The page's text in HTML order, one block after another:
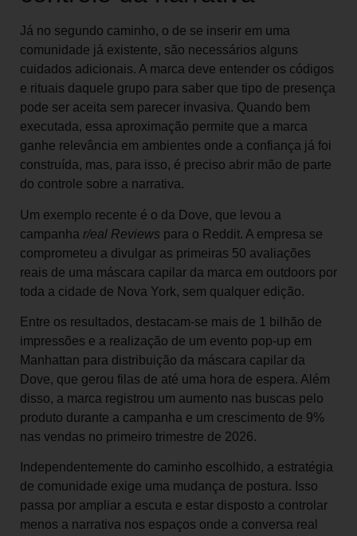
Já no segundo caminho, o de se inserir em uma
comunidade já existente, são necessários alguns
cuidados adicionais. A marca deve entender os códigos
e rituais daquele grupo para saber que tipo de presença
pode ser aceita sem parecer invasiva. Quando bem
executada, essa aproximação permite que a marca
ganhe relevância em ambientes onde a confiança já foi
construída, mas, para isso, é preciso abrir mão de parte
do controle sobre a narrativa.
Um exemplo recente é o da Dove, que levou a
campanha r/eal Reviews para o Reddit. A empresa se
comprometeu a divulgar as primeiras 50 avaliações
reais de uma máscara capilar da marca em outdoors por
toda a cidade de Nova York, sem qualquer edição.
Entre os resultados, destacam-se mais de 1 bilhão de
impressões e a realização de um evento pop-up em
Manhattan para distribuição da máscara capilar da
Dove, que gerou filas de até uma hora de espera. Além
disso, a marca registrou um aumento nas buscas pelo
produto durante a campanha e um crescimento de 9%
nas vendas no primeiro trimestre de 2026.
Independentemente do caminho escolhido, a estratégia
de comunidade exige uma mudança de postura. Isso
passa por ampliar a escuta e estar disposto a controlar
menos a narrativa nos espaços onde a conversa real